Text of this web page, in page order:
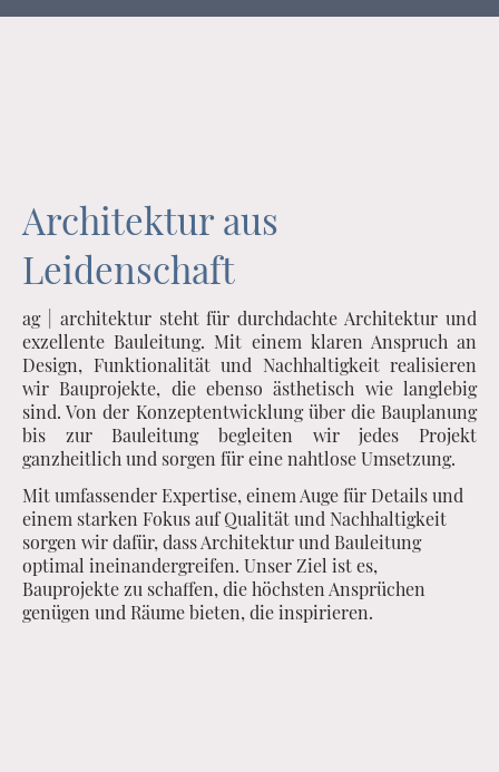
Architektur aus
Leidenschaft
ag | architektur steht für durchdachte Architektur und
exzellente Bauleitung. Mit einem klaren Anspruch an
Design, Funktionalität und Nachhaltigkeit realisieren
wir Bauprojekte, die ebenso ästhetisch wie langlebig
sind. Von der Konzeptentwicklung über die Bauplanung
bis zur Bauleitung begleiten wir jedes Projekt
ganzheitlich und sorgen für eine nahtlose Umsetzung.
Mit umfassender Expertise, einem Auge für Details und
einem starken Fokus auf Qualität und Nachhaltigkeit
sorgen wir dafür, dass Architektur und Bauleitung
optimal ineinandergreifen. Unser Ziel ist es,
Bauprojekte zu schaffen, die höchsten Ansprüchen
genügen und Räume bieten, die inspirieren.